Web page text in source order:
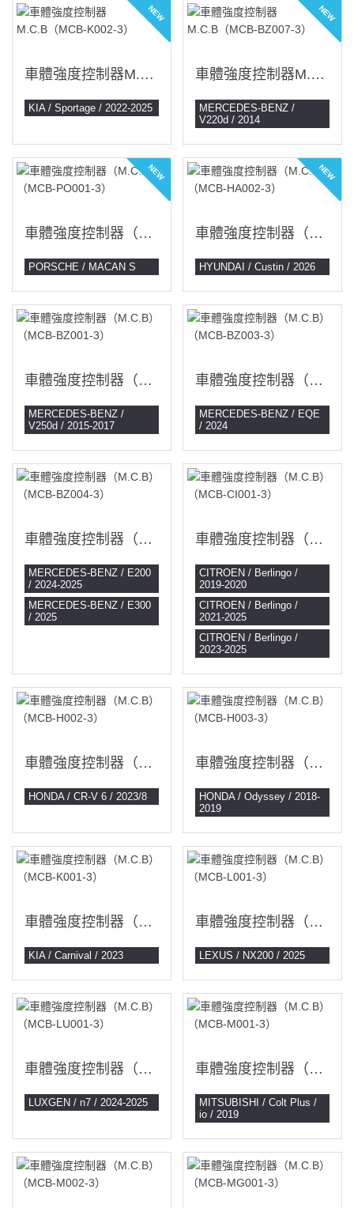
NEW
車體強度控制器M.C.B（MCB-K002-3）
KIA / Sportage / 2022-2025
NEW
車體強度控制器M.C.B（MCB-BZ007-3）
MERCEDES-BENZ /
V220d / 2014
NEW
車體強度控制器（M.C.B）（MCB-PO001-3）
PORSCHE / MACAN S
NEW
車體強度控制器（M.C.B）（MCB-HA002-3）
HYUNDAI / Custin / 2026
車體強度控制器（M.C.B）（MCB-BZ001-3）
MERCEDES-BENZ /
V250d / 2015-2017
車體強度控制器（M.C.B）（MCB-BZ003-3）
MERCEDES-BENZ / EQE
/ 2024
車體強度控制器（M.C.B）（MCB-BZ004-3）
MERCEDES-BENZ / E200
/ 2024-2025
MERCEDES-BENZ / E300
/ 2025
車體強度控制器（M.C.B）（MCB-CI001-3）
CITROEN / Berlingo /
2019-2020
CITROEN / Berlingo /
2021-2025
CITROEN / Berlingo /
2023-2025
車體強度控制器（M.C.B）（MCB-H002-3）
HONDA / CR-V 6 / 2023/8
車體強度控制器（M.C.B）（MCB-H003-3）
HONDA / Odyssey / 2018-
2019
車體強度控制器（M.C.B）（MCB-K001-3）
KIA / Carnival / 2023
車體強度控制器（M.C.B）（MCB-L001-3）
LEXUS / NX200 / 2025
車體強度控制器（M.C.B）（MCB-LU001-3）
LUXGEN / n7 / 2024-2025
車體強度控制器（M.C.B）（MCB-M001-3）
MITSUBISHI / Colt Plus /
io / 2019